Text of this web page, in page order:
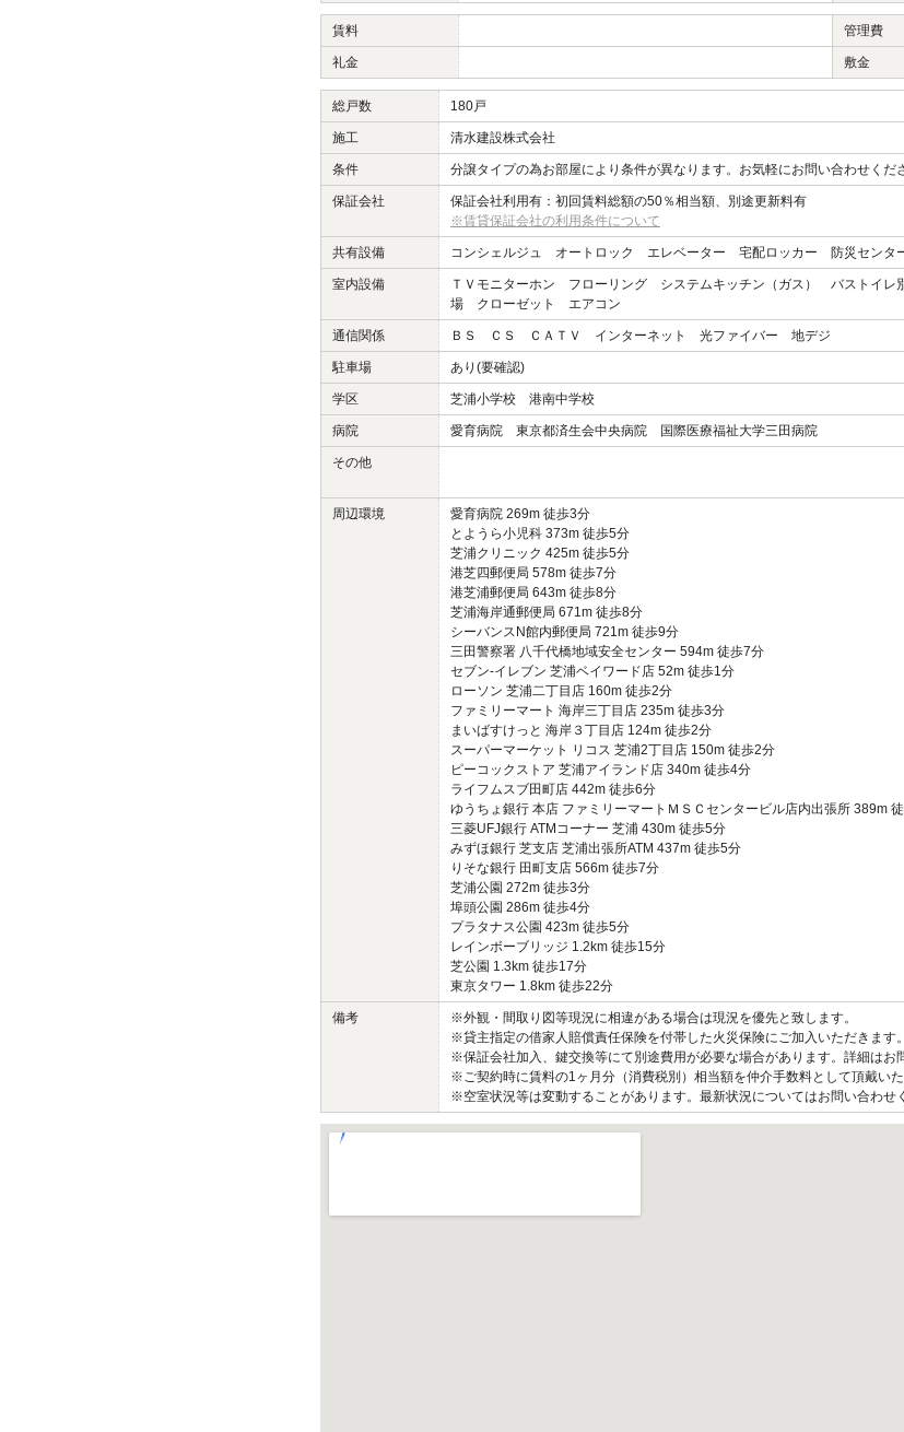
賃料 管理費
礼金 敷金
総戸数 180戸
施工 清水建設株式会社
条件 分譲タイプの為お部屋により条件が異なります。お気軽にお問い合わせくだ
保証会社
保証会社利用有：初回賃料総額の50％相当額、別途更新料有
※賃貸保証会社の利用条件について
共有設備 コンシェルジュ オートロック エレベーター 宅配ロッカー 防災センタ
室内設備
ＴＶモニターホン フローリング システムキッチン（ガス） バスト
場 クローゼット エアコン
通信関係 ＢＳ ＣＳ ＣＡＴＶ インターネット 光ファイバー 地デジ
駐車場 あり(要確認)
学区 芝浦小学校 港南中学校
病院 愛育病院 東京都済生会中央病院 国際医療福祉大学三田病院
その他
周辺環境
愛育病院 269m 徒歩3分
とようら小児科 373m 徒歩5分
芝浦クリニック 425m 徒歩5分
港芝四郵便局 578m 徒歩7分
港芝浦郵便局 643m 徒歩8分
芝浦海岸通郵便局 671m 徒歩8分
シーバンスN館内郵便局 721m 徒歩9分
三田警察署 八千代橋地域安全センター 594m 徒歩7分
セブン-イレブン 芝浦ベイワード店 52m 徒歩1分
ローソン 芝浦二丁目店 160m 徒歩2分
ファミリーマート 海岸三丁目店 235m 徒歩3分
まいばすけっと 海岸３丁目店 124m 徒歩2分
スーパーマーケット リコス 芝浦2丁目店 150m 徒歩2分
ピーコックストア 芝浦アイランド店 340m 徒歩4分
ライフムスブ田町店 442m 徒歩6分
ゆうちょ銀行 本店 ファミリーマートＭＳＣセンタービル店内出張所 389m
三菱UFJ銀行 ATMコーナー 芝浦 430m 徒歩5分
みずほ銀行 芝支店 芝浦出張所ATM 437m 徒歩5分
りそな銀行 田町支店 566m 徒歩7分
芝浦公園 272m 徒歩3分
埠頭公園 286m 徒歩4分
プラタナス公園 423m 徒歩5分
レインボーブリッジ 1.2km 徒歩15分
芝公園 1.3km 徒歩17分
東京タワー 1.8km 徒歩22分
備考
※外観・間取り図等現況に相違がある場合は現況を優先と
※貸主指定の借家人賠償責任保険を付帯した火災保険にご加入いただきます。
※保証会社加入、鍵交換等にて別途費用が必要な場合があります。詳細はお
※ご契約時に賃料の1ヶ月分（消費税別）相当額を仲介手数料として頂戴いた
※空室状況等は変動することがあります。最新状況についてはお問い合わせ